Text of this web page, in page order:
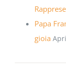
Papa
gioia